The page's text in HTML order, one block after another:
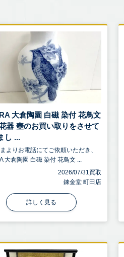
大倉陶園 白磁 染付 花鳥文
器 壺のお買い取りをさせて
し ...
よりお電話にてご依頼いただき、
大倉陶園 白磁 染付 花鳥文 ...
2026/07/31買取
錬金堂 町田店
詳しく見る